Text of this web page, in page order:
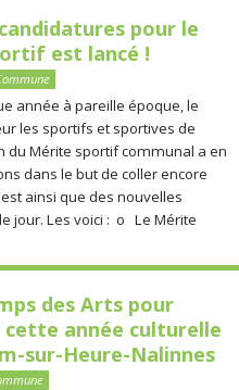
pour le
est lancé !
année à pareille époque, le
les sportifs et sportives de
Mérite sportif communal a en
dans le but de coller encore
ainsi que des nouvelles
jour. Les voici : o Le Mérite
des Arts pour
cette année culturelle
sur-Heure-Nalinnes